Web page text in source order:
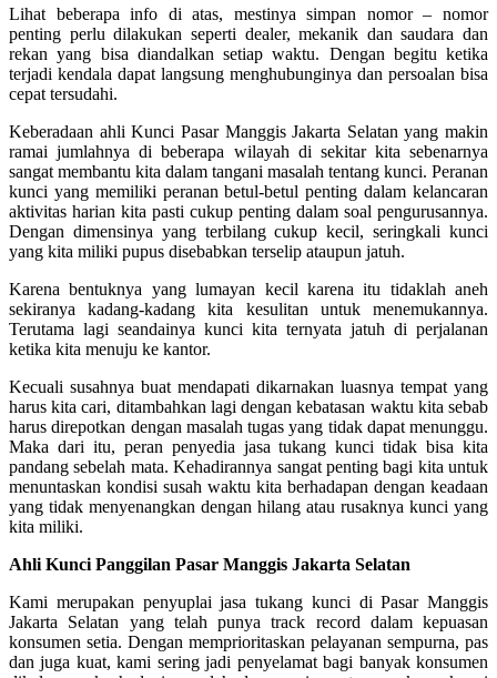
Lihat beberapa info di atas, mestinya simpan nomor – nomor
penting perlu dilakukan seperti dealer, mekanik dan saudara dan
rekan yang bisa diandalkan setiap waktu. Dengan begitu ketika
terjadi kendala dapat langsung menghubunginya dan persoalan bisa
cepat tersudahi.
Keberadaan ahli Kunci Pasar Manggis Jakarta Selatan yang makin
ramai jumlahnya di beberapa wilayah di sekitar kita sebenarnya
sangat membantu kita dalam tangani masalah tentang kunci. Peranan
kunci yang memiliki peranan betul-betul penting dalam kelancaran
aktivitas harian kita pasti cukup penting dalam soal pengurusannya.
Dengan dimensinya yang terbilang cukup kecil, seringkali kunci
yang kita miliki pupus disebabkan terselip ataupun jatuh.
Karena bentuknya yang lumayan kecil karena itu tidaklah aneh
sekiranya kadang-kadang kita kesulitan untuk menemukannya.
Terutama lagi seandainya kunci kita ternyata jatuh di perjalanan
ketika kita menuju ke kantor.
Kecuali susahnya buat mendapati dikarnakan luasnya tempat yang
harus kita cari, ditambahkan lagi dengan kebatasan waktu kita sebab
harus direpotkan dengan masalah tugas yang tidak dapat menunggu.
Maka dari itu, peran penyedia jasa tukang kunci tidak bisa kita
pandang sebelah mata. Kehadirannya sangat penting bagi kita untuk
menuntaskan kondisi susah waktu kita berhadapan dengan keadaan
yang tidak menyenangkan dengan hilang atau rusaknya kunci yang
kita miliki.
Ahli Kunci Panggilan Pasar Manggis Jakarta Selatan
Kami merupakan penyuplai jasa tukang kunci di Pasar Manggis
Jakarta Selatan yang telah punya track record dalam kepuasan
konsumen setia. Dengan memprioritaskan pelayanan sempurna, pas
dan juga kuat, kami sering jadi penyelamat bagi banyak konsumen